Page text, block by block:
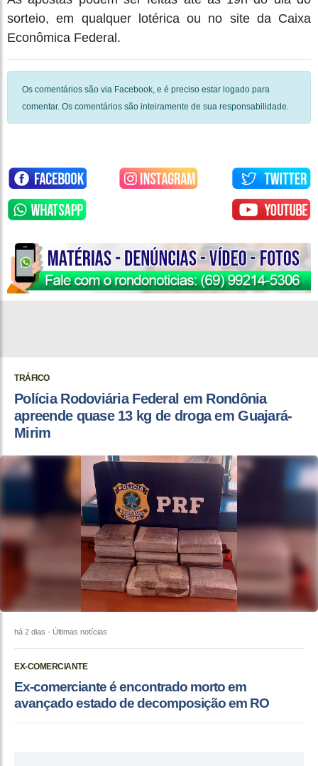
sorteio, em qualquer lotérica ou no site da Caixa
Econômica Federal.
Os comentários são via Facebook, e é preciso estar logado para
comentar. Os comentários são inteiramente de sua responsabilidade.
TRÁFICO
Polícia Rodoviária Federal em Rondônia
apreende quase 13 kg de droga em Guajará-
Mirim
há 2 dias - Últimas notícias
EX-COMERCIANTE
Ex-comerciante é encontrado morto em
avançado estado de decomposição em RO